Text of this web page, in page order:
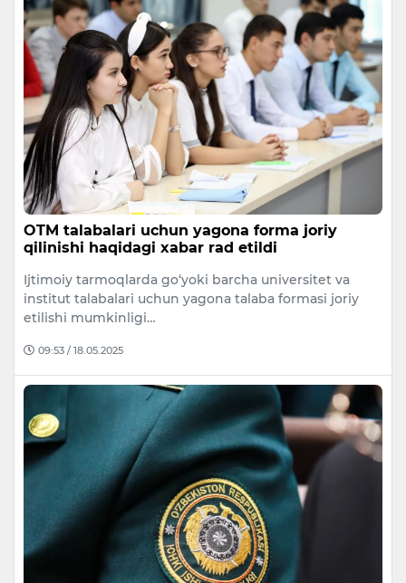
OTM talabalari uchun yagona forma joriy
qilinishi haqidagi xabar rad etildi
Ijtimoiy tarmoqlarda go‘yoki barcha universitet va
institut talabalari uchun yagona talaba formasi joriy
etilishi mumkinligi…
09:53 / 18.05.2025